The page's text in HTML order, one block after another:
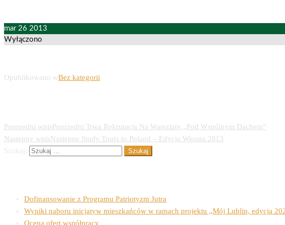
mar 26 2013
Wyłączono
Opublikowano wBez kategorii
Poprzedni wpisPoprzedni Trwa Rekrutacja Na Warsztaty „Pod Wspólnym Dachem”
Następny wpisNastępne Study Tours to Poland – Edycja Wiosna 2013
Dofinansowanie z Programu Patriotyzm Jutra
Wyniki naboru inicjatyw mieszkańców w ramach projektu „Mój Lublin, edycja
Ocena ofert współpracy